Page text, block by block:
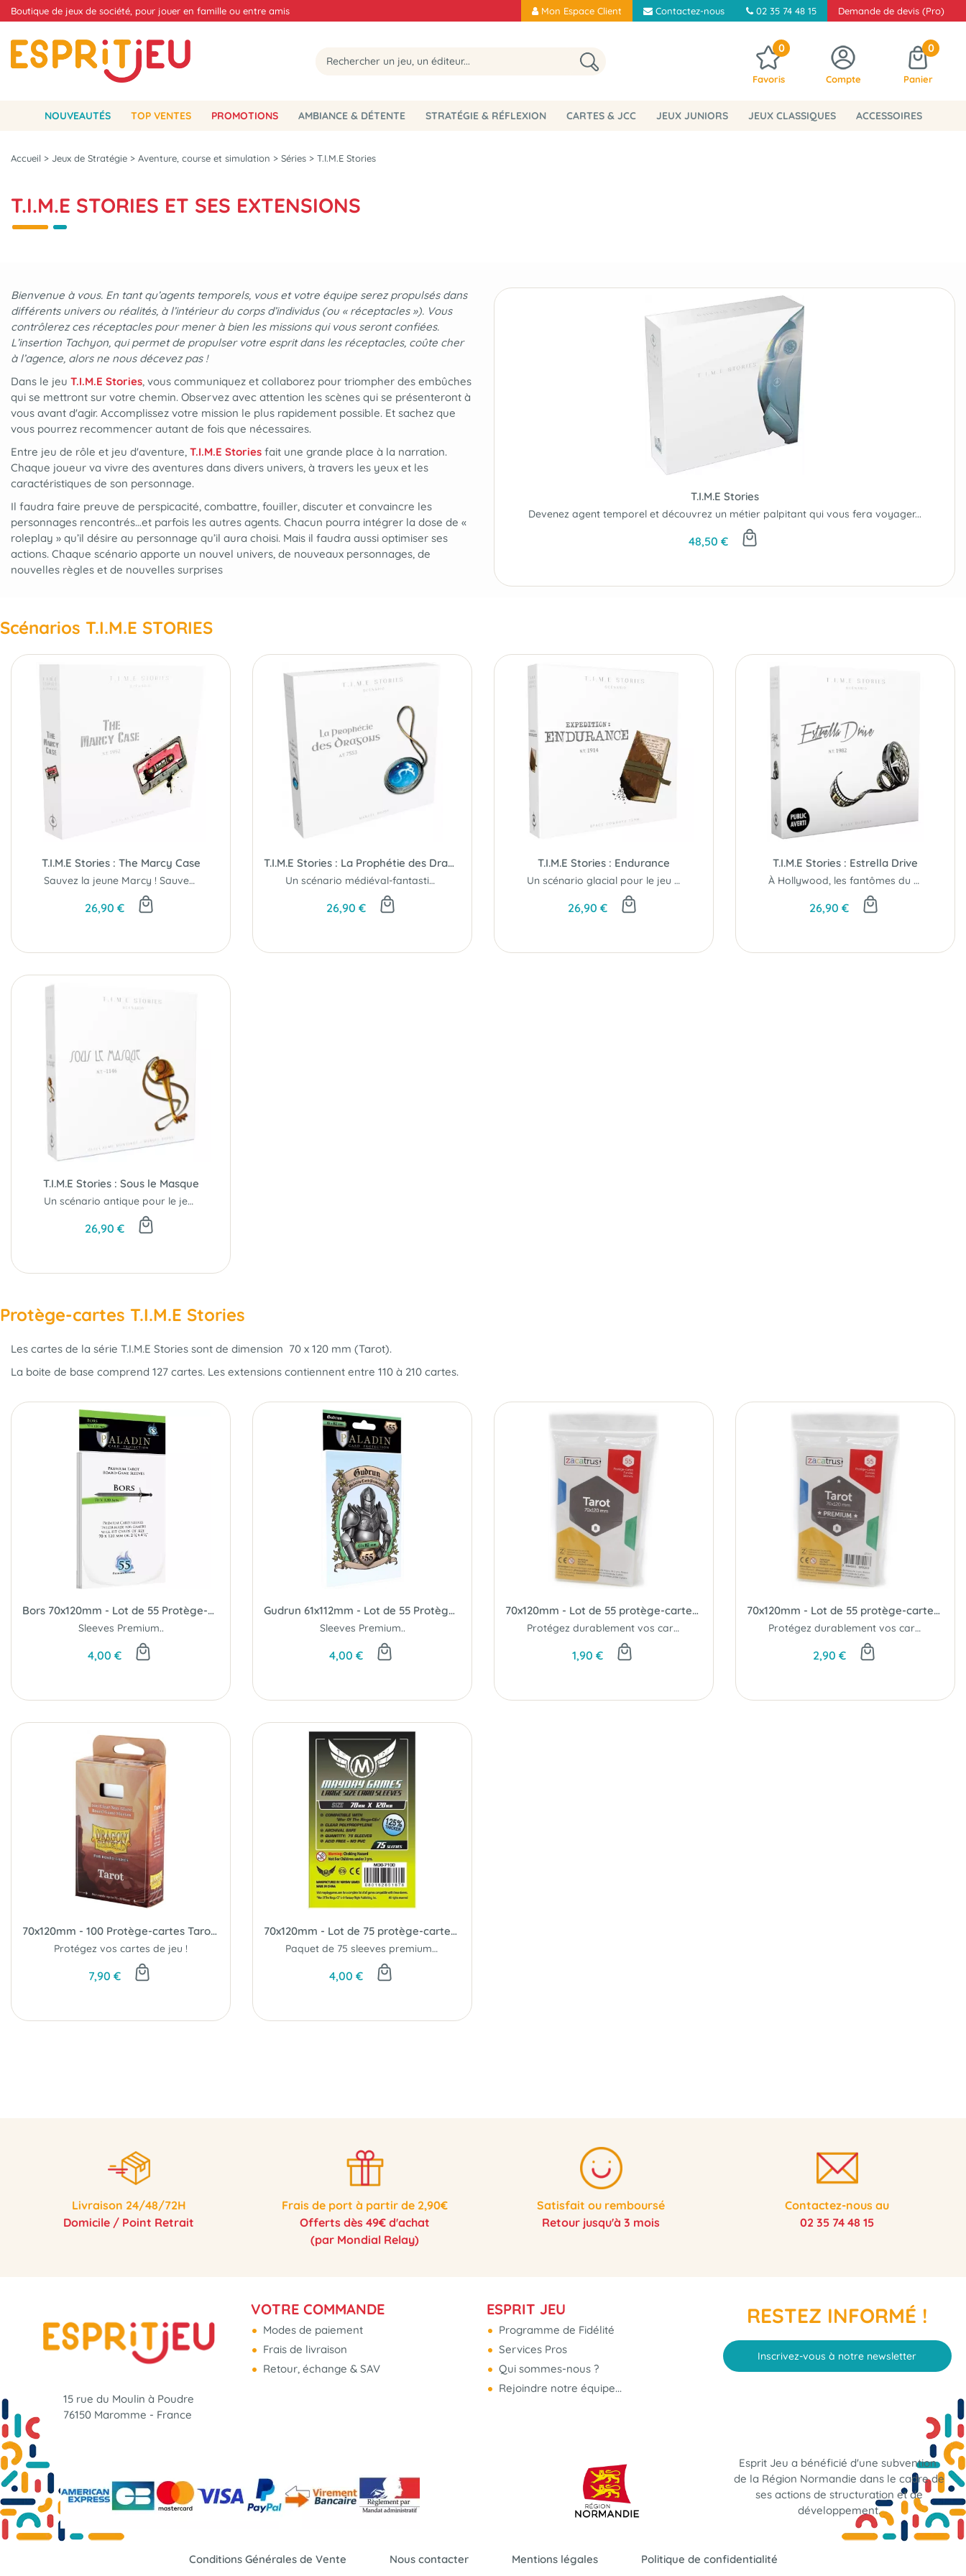
Boutique de jeux de société, pour jouer en famille ou entre amis Mon Espace Client Contactez-nous 02 35 74 48 15 Demande de devis (Pro)
0
Favoris Compte
0
Panier
NOUVEAUTÉS TOP VENTES PROMOTIONS AMBIANCE & DÉTENTE STRATÉGIE & RÉFLEXION CARTES & JCC JEUX JUNIORS JEUX CLASSIQUES ACCESSOIRES
Accueil > Jeux de Stratégie > Aventure, course et simulation > Séries > T.I.M.E Stories
T.I.M.E STORIES ET SES EXTENSIONS
Bienvenue à vous. En tant qu’agents temporels, vous et votre équipe serez propulsés dans
différents univers ou réalités, à l’intérieur du corps d’individus (ou « réceptacles »). Vous
contrôlerez ces réceptacles pour mener à bien les missions qui vous seront confiées.
L’insertion Tachyon, qui permet de propulser votre esprit dans les réceptacles, coûte cher
à l’agence, alors ne nous décevez pas !
Dans le jeu T.I.M.E Stories, vous communiquez et collaborez pour triompher des embûches
qui se mettront sur votre chemin. Observez avec attention les scènes qui se présenteront à
vous avant d'agir. Accomplissez votre mission le plus rapidement possible. Et sachez que
vous pourrez recommencer autant de fois que nécessaires.
Entre jeu de rôle et jeu d'aventure, T.I.M.E Stories fait une grande place à la narration.
Chaque joueur va vivre des aventures dans divers univers, à travers les yeux et les
caractéristiques de son personnage.
Il faudra faire preuve de perspicacité, combattre, fouiller, discuter et convaincre les
personnages rencontrés…et parfois les autres agents. Chacun pourra intégrer la dose de «
roleplay » qu’il désire au personnage qu’il aura choisi. Mais il faudra aussi optimiser ses
actions. Chaque scénario apporte un nouvel univers, de nouveaux personnages, de
nouvelles règles et de nouvelles surprises
T.I.M.E Stories
Devenez agent temporel et découvrez un métier palpitant qui vous fera voyager...
48,50 €
Scénarios T.I.M.E STORIES
T.I.M.E Stories : The Marcy Case
Sauvez la jeune Marcy ! Sauvez le futur !
26,90 €
T.I.M.E Stories : La Prophétie des Dragons
Un scénario médiéval-fantastique pour le jeu T.I.M.E Stories.
26,90 €
T.I.M.E Stories : Endurance
Un scénario glacial pour le jeu T.I.M.E Stories.
26,90 €
T.I.M.E Stories : Estrella Drive
À Hollywood, les fantômes du passé ne meurent jamais...
26,90 €
T.I.M.E Stories : Sous le Masque
Un scénario antique pour le jeu T.I.M.E Stories.
26,90 €
Protège-cartes T.I.M.E Stories
Les cartes de la série T.I.M.E Stories sont de dimension 70 x 120 mm (Tarot).
La boite de base comprend 127 cartes. Les extensions contiennent entre 110 à 210 cartes.
Bors 70x120mm - Lot de 55 Protège-Cartes Tarot - Paladin
Sleeves Premium..
4,00 €
Gudrun 61x112mm - Lot de 55 Protège-Cartes Queen Tarot - Paladin
Sleeves Premium..
4,00 €
70x120mm - Lot de 55 protège-cartes Tarot - Zacatrus
Protégez durablement vos cartes de jeu
1,90 €
70x120mm - Lot de 55 protège-cartes Tarot Premium - Zacatrus
Protégez durablement vos cartes de jeu
2,90 €
70x120mm - 100 Protège-cartes Tarot Clear/Non-Glare - Dragon Shield
Protégez vos cartes de jeu !
7,90 €
70x120mm - Lot de 75 protège-cartes Premium - Mayday Games
Paquet de 75 sleeves premium (protège-cartes) convenant aux cartes mesurant de 67 à...
4,00 €
Livraison 24/48/72H
Domicile / Point Retrait
Frais de port à partir de 2,90€
Offerts dès 49€ d'achat
(par Mondial Relay)
Satisfait ou remboursé
Retour jusqu'à 3 mois
Contactez-nous au
02 35 74 48 15
15 rue du Moulin à Poudre
76150 Maromme - France
VOTRE COMMANDE
Modes de paiement
Frais de livraison
Retour, échange & SAV
ESPRIT JEU
Programme de Fidélité
Services Pros
Qui sommes-nous ?
Rejoindre notre équipe...
RESTEZ INFORMÉ !
Inscrivez-vous à notre newsletter
Esprit Jeu a bénéficié d'une subvention
de la Région Normandie dans le cadre de
ses actions de structuration et de
développement.
Conditions Générales de Vente Nous contacter Mentions légales Politique de confidentialité